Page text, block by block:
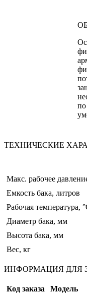
ТЕХНИЧЕСКИЕ
Макс. рабочее
Емкость бака, литров
Рабочая температура,
Диаметр бака, мм
Высота бака, мм
Вес, кг
ИНФОРМАЦИЯ ДЛЯ
Код заказа Модель